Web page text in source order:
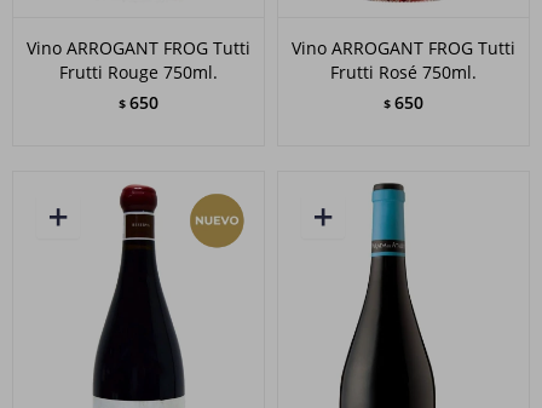
Vino ARROGANT FROG Tutti
Frutti Rouge 750ml.
$ 650
Vino ARROGANT FROG Tutti
Frutti Rosé 750ml.
$ 650